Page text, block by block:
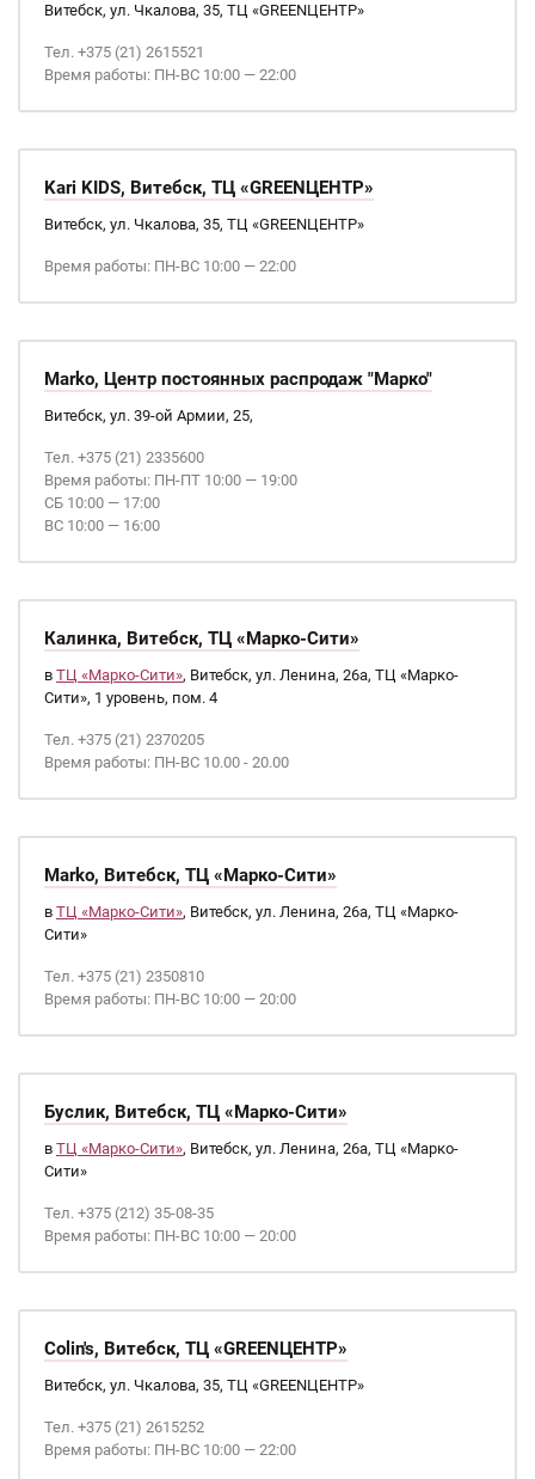
Витебск, ул. Чкалова, 35, ТЦ «GREENЦЕНТР»
Тел. +375 (21) 2615521
Время работы: ПН-ВС 10:00 — 22:00
Kari KIDS, Витебск, ТЦ «GREENЦЕНТР»
Витебск, ул. Чкалова, 35, ТЦ «GREENЦЕНТР»
Время работы: ПН-ВС 10:00 — 22:00
Marko, Центр постоянных распродаж "Марко"
Витебск, ул. 39-ой Армии, 25,
Тел. +375 (21) 2335600
Время работы: ПН-ПТ 10:00 — 19:00
СБ 10:00 — 17:00
ВС 10:00 — 16:00
Калинка, Витебск, ТЦ «Марко-Сити»
в ТЦ «Марко-Сити», Витебск, ул. Ленина, 26а, ТЦ «Марко-
Сити», 1 уровень, пом. 4
Тел. +375 (21) 2370205
Время работы: ПН-ВС 10.00 - 20.00
Marko, Витебск, ТЦ «Марко-Сити»
в ТЦ «Марко-Сити», Витебск, ул. Ленина, 26а, ТЦ «Марко-
Сити»
Тел. +375 (21) 2350810
Время работы: ПН-ВС 10:00 — 20:00
Буслик, Витебск, ТЦ «Марко-Сити»
в ТЦ «Марко-Сити», Витебск, ул. Ленина, 26а, ТЦ «Марко-
Сити»
Тел. +375 (212) 35-08-35
Время работы: ПН-ВС 10:00 — 20:00
Colin's, Витебск, ТЦ «GREENЦЕНТР»
Витебск, ул. Чкалова, 35, ТЦ «GREENЦЕНТР»
Тел. +375 (21) 2615252
Время работы: ПН-ВС 10:00 — 22:00